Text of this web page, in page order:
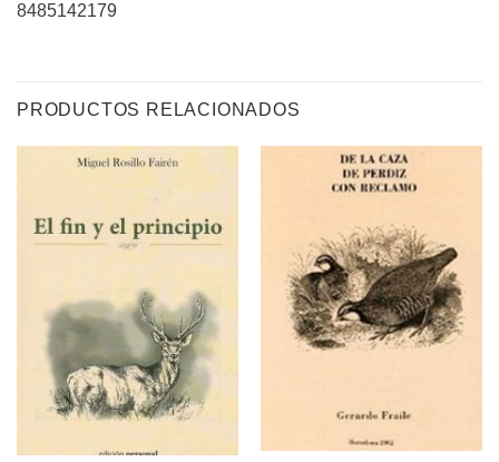
8485142179
PRODUCTOS RELACIONADOS